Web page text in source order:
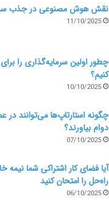
نقش هوش مصنوعی در جذب
11/10/2025
چطور اولین سرمایه‌گذاری را
کنیم؟
10/10/2025
چگونه استارتاپ‌ها می‌توانند
دوام بیاورند؟
07/10/2025
آیا فضای کار اشتراکی شما نیمه‌
راه‌حل را امتحان کنید
06/10/2025